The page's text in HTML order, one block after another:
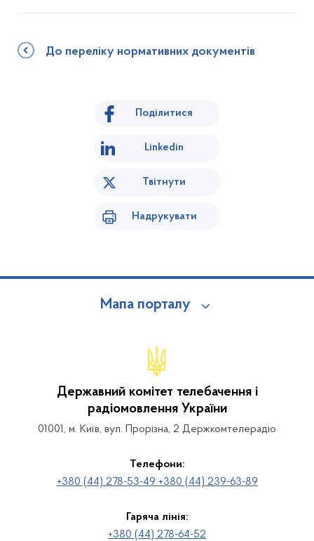
До переліку нормативних документів
Поділитися
Linkedin
Твітнути
Надрукувати
Мапа порталу
Державний комітет телебачення і
радіомовлення України
01001, м. Київ, вул. Прорізна, 2 Держкомтелерадіо
Телефони:
+380 (44) 278-53-49 +380 (44) 239-63-89
Гаряча лінія:
+380 (44) 278-64-52